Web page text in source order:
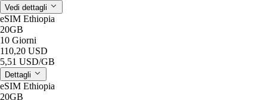
Vedi dettagli
eSIM Ethiopia
20GB
10 Giorni
110,20 USD
5,51 USD/GB
Dettagli
eSIM Ethiopia
20GB